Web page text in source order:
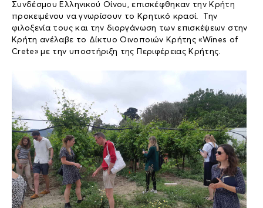
Συνδέσμου Ελληνικού Οίνου, επισκέφθηκαν την Κρήτη
προκειμένου να γνωρίσουν το Κρητικό κρασί. Την
φιλοξενία τους και την διοργάνωση των επισκέψεων στην
Κρήτη ανέλαβε το Δίκτυο Οινοποιών Κρήτης «Wines of
Crete» με την υποστήριξη της Περιφέρειας Κρήτης.